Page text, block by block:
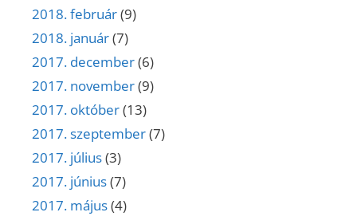
2018. február(9)
2018. január(7)
2017. december(6)
2017. november(9)
2017. október(13)
2017. szeptember(7)
2017. július(3)
2017. június(7)
2017. május(4)